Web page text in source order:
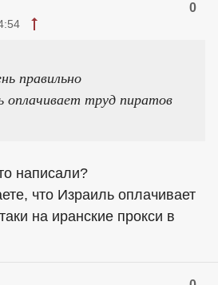
0
правильно
оплачивает труд пиратов
написали?
что Израиль оплачивает
на иранские прокси в